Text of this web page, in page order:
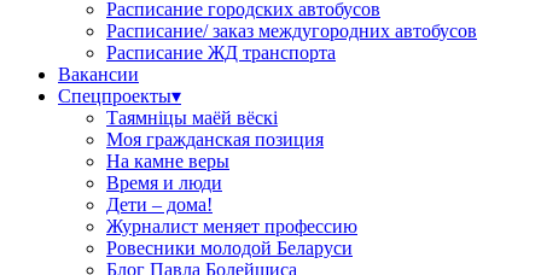
Расписание городских автобусов
Расписание/ заказ междугородних автобусов
Расписание ЖД транспорта
Вакансии
Спецпроекты▾
Таямніцы маёй вёскі
Моя гражданская позиция
На камне веры
Время и люди
Дети – дома!
Журналист меняет профессию
Ровесники молодой Беларуси
Блог Павла Болейшиса